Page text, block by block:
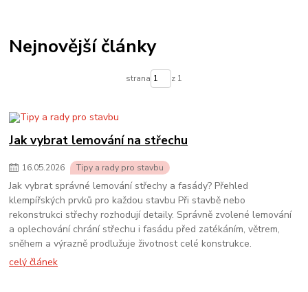
Nejnovější články
strana z 1
Jak vybrat lemování na střechu
16.05.2026 Tipy a rady pro stavbu
Jak vybrat správné lemování střechy a fasády? Přehled
klempířských prvků pro každou stavbu Při stavbě nebo
rekonstrukci střechy rozhodují detaily. Správně zvolené lemování
a oplechování chrání střechu i fasádu před zatékáním, větrem,
sněhem a výrazně prodlužuje životnost celé konstrukce.
celý článek